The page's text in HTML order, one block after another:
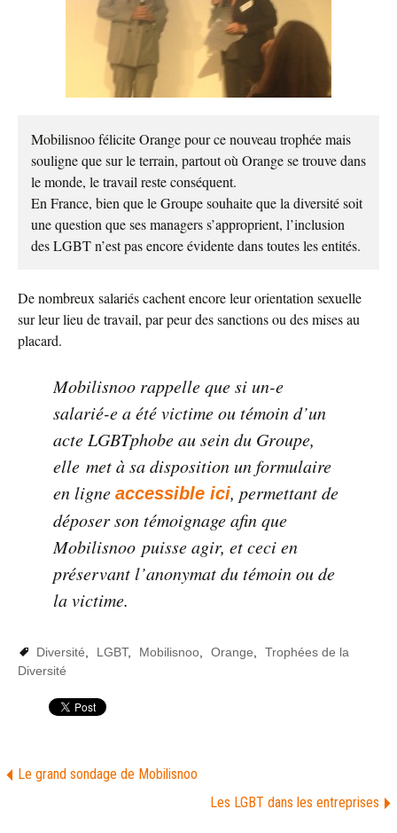
Mobilisnoo félicite Orange pour ce nouveau trophée mais
souligne que sur le terrain, partout où Orange se trouve dans
le monde, le travail reste conséquent.
En France, bien que le Groupe souhaite que la diversité soit
une question que ses managers s’approprient, l’inclusion
des LGBT n’est pas encore évidente dans toutes les entités.
De nombreux salariés cachent encore leur orientation sexuelle
sur leur lieu de travail, par peur des sanctions ou des mises au
placard.
Mobilisnoo rappelle que si un-e
salarié-e a été victime ou témoin d’un
acte LGBTphobe au sein du Groupe,
elle met à sa disposition un formulaire
en ligne accessible ici, permettant de
déposer son témoignage afin que
Mobilisnoo puisse agir, et ceci en
préservant l’anonymat du témoin ou de
la victime.
Diversité, LGBT, Mobilisnoo, Orange,
Trophées de la
Diversité
Le grand sondage de Mobilisnoo
Les LGBT dans les entreprises